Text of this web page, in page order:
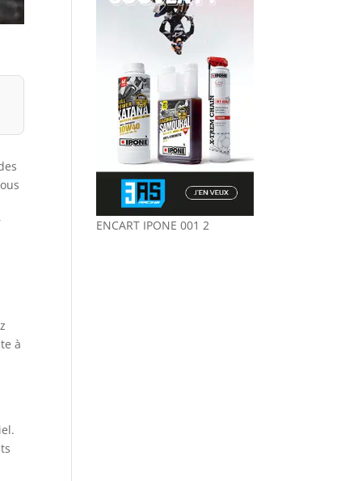
à
ENCART IPONE 001 2